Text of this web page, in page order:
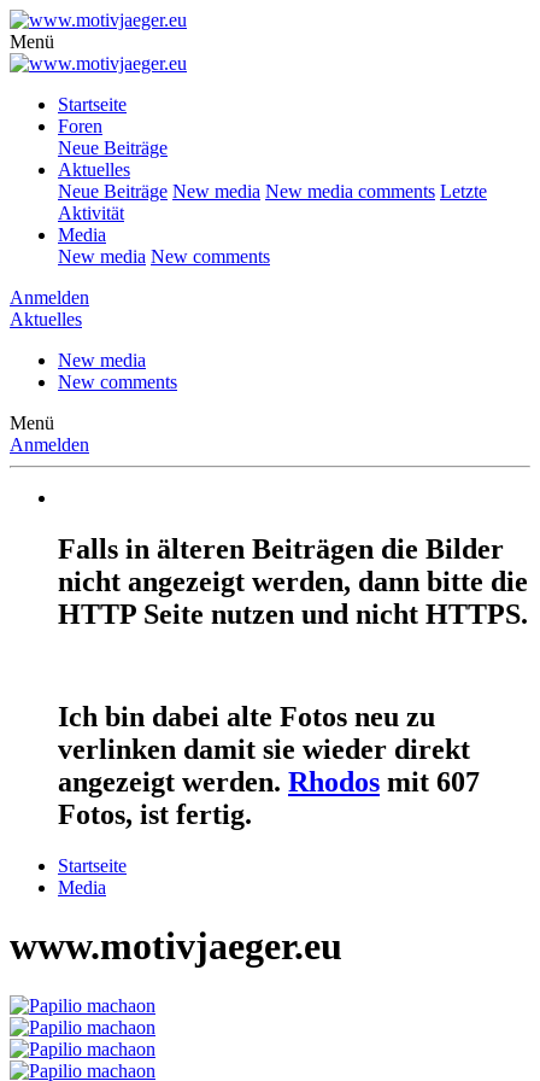
Menü
Startseite
Foren
Neue Beiträge
Aktuelles
Neue Beiträge New media New media comments Letzte
Aktivität
Media
New media New comments
Anmelden
Aktuelles
New media
New comments
Menü
Anmelden
Falls in älteren Beiträgen die Bilder
nicht angezeigt werden, dann bitte die
HTTP Seite nutzen und nicht HTTPS.
Ich bin dabei alte Fotos neu zu
verlinken damit sie wieder direkt
angezeigt werden. Rhodos mit 607
Fotos, ist fertig.
Startseite
Media
www.motivjaeger.eu